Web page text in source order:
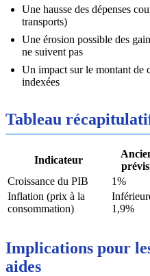
Une hausse des dépenses
transports)
Une érosion possible des
ne suivent pas
Un impact sur le montant de
indexées
Tableau
Indicateur
Croissance du PIB
1%
Inflation (prix à la
consommation)
1,9%
Implications pour
aides